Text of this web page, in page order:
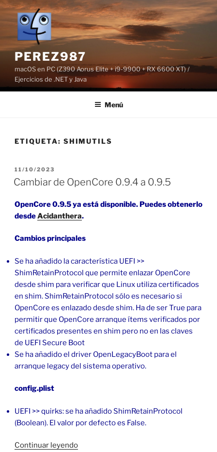
Saltar
contenido
PEREZ987
macOS en PC (Z390 Aorus Elite + i9-9900 + RX 6600 XT) /
Ejercicios de .NET y Java
Menú
ETIQUETA: SHIMUTILS
PUBLICADO
EL
11/10/2023
Cambiar de OpenCore 0.9.4 a 0.9.5
OpenCore 0.9.5 ya está disponible. Puedes obtenerlo
desdeAcidanthera.
Cambios principales
Se ha añadido la característica UEFI >>
ShimRetainProtocol que permite enlazar OpenCore
desde shim para verificar que Linux utiliza certificados
en shim. ShimRetainProtocol sólo es necesario si
OpenCore es enlazado desde shim. Ha de ser True para
permitir que OpenCore arranque ítems verificados por
certificados presentes en shim pero no en las claves
de UEFI Secure Boot
Se ha añadido el driver OpenLegacyBoot para el
arranque legacy del sistema operativo.
config.plist
UEFI >> quirks: se ha añadido ShimRetainProtocol
(Boolean). El valor por defecto es False.
Continuar leyendo«Cambiar